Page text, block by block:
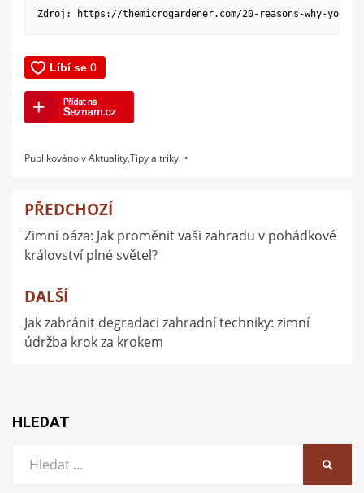
Zdroj: https://themicrogardener.com/20-reasons-why-you-
Publikováno vAktuality,Tipy a triky
Navigace
pro
příspěvek
PŘEDCHOZÍ
Zimní oáza: Jak proměnit vaši zahradu v pohádkové
království plné světel?
DALŠÍ
Jak zabránit degradaci zahradní techniky: zimní
údržba krok za krokem
HLEDAT